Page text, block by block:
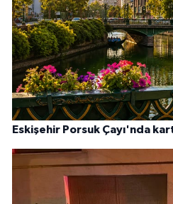
Eskişehir Porsuk Çayı'nda